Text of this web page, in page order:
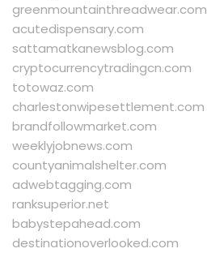
greenmountainthreadwear.com
acutedispensary.com
sattamatkanewsblog.com
cryptocurrencytradingcn.com
totowaz.com
charlestonwipesettlement.com
brandfollowmarket.com
weeklyjobnews.com
countyanimalshelter.com
adwebtagging.com
ranksuperior.net
babystepahead.com
destinationoverlooked.com